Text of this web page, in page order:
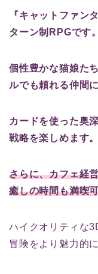
『キャットファン
ターン制RPGです。
個性豊かな猫娘た
ルでも頼れる仲間
カードを使った奥
戦略を楽しめます。
さらに、カフェ経
癒しの時間も満喫
ハイクオリティな
冒険をより魅力的